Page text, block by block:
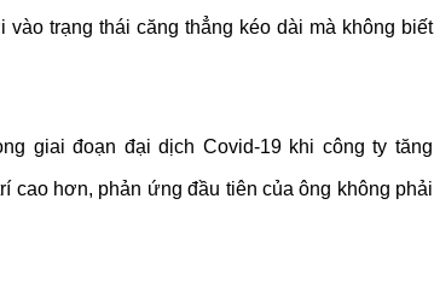
trạng thái căng thẳng kéo dài mà không biết
giai đoạn đại dịch Covid-19 khi công ty tăng
cao hơn, phản ứng đầu tiên của ông không phải